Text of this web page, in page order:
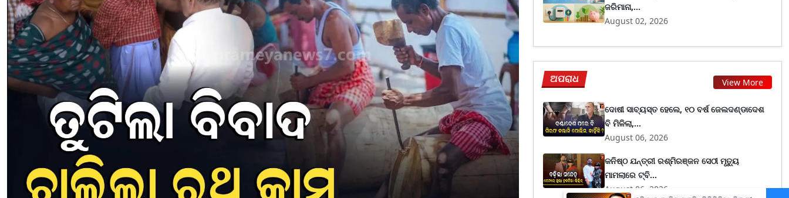
ଜରିମାନା,...
August 02, 2026
ଅପରାଧ View More
ଦୋଷୀ ସାବ୍ୟସ୍ତ ହେଲେ, ୧୦ ବର୍ଷ ଜେଲଦଣ୍ଡାଦେଶ
ବି ମିଳିଲା,...
August 06, 2026
କନିଷ୍ଠ ଯନ୍ତ୍ରୀ ରଶ୍ମିରଞ୍ଜନ ସେଠୀ ମୃତ୍ୟୁ
ମାମଲାରେ ଟ୍ବି...
August 06, 2026